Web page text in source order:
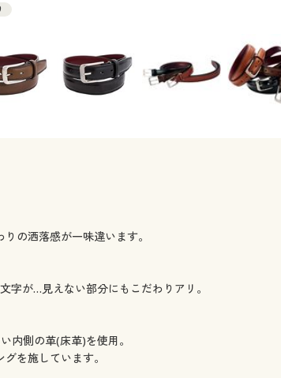
の洒落感が一味違います。
字が…見えない部分にもこだわりアリ。
内側の革(床革)を使用。
を施しています。